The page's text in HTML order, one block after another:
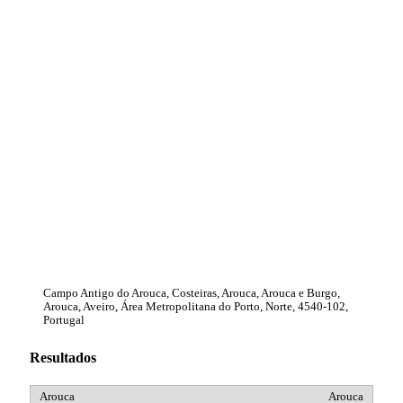
Campo Antigo do Arouca, Costeiras, Arouca, Arouca e Burgo,
Arouca, Aveiro, Área Metropolitana do Porto, Norte, 4540-102,
Portugal
Resultados
Arouca